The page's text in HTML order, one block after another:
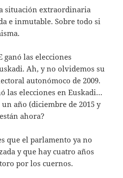
situación extraordinaria
e inmutable. Sobre todo si
ganó las elecciones
Ah, y no olvidemos su
autonómoco de 2009.
las elecciones en Euskadi…
año (diciembre de 2015 y
ahora?
que el parlamento ya no
y que hay cuatro años
por los cuernos.